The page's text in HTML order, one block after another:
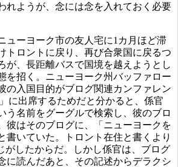
れようが、念には念を入れておく必要
ーヨーク市の友人宅に1カ月ほど滞
トロントに戻り、再び合衆国に戻るつ
が、長距離バスで国境を越えようとし
を招く。ニューヨーク州バッファロー
の入国目的がブログ関連カンファレン
」に出席するためだと分かると、係官
う名前をグーグルで検索し、彼のブロ
彼はそのブログに、「ニューヨークを
書いていた。トロント在住と書くより
がしたからだ。しかし係官は、ブログ
に読んだあと、その記述からデラクシ